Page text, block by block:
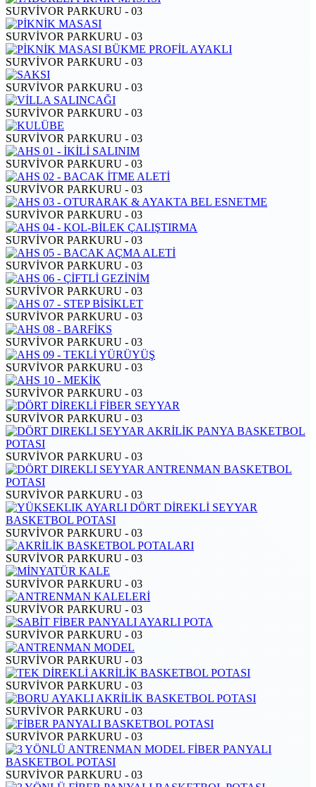
SURVİVOR PARKURU - 03
SURVİVOR PARKURU - 03
SURVİVOR PARKURU - 03
SURVİVOR PARKURU - 03
SURVİVOR PARKURU - 03
SURVİVOR PARKURU - 03
SURVİVOR PARKURU - 03
SURVİVOR PARKURU - 03
SURVİVOR PARKURU - 03
SURVİVOR PARKURU - 03
SURVİVOR PARKURU - 03
SURVİVOR PARKURU - 03
SURVİVOR PARKURU - 03
SURVİVOR PARKURU - 03
SURVİVOR PARKURU - 03
SURVİVOR PARKURU - 03
SURVİVOR PARKURU - 03
SURVİVOR PARKURU - 03
SURVİVOR PARKURU - 03
SURVİVOR PARKURU - 03
SURVİVOR PARKURU - 03
SURVİVOR PARKURU - 03
SURVİVOR PARKURU - 03
SURVİVOR PARKURU - 03
SURVİVOR PARKURU - 03
SURVİVOR PARKURU - 03
SURVİVOR PARKURU - 03
SURVİVOR PARKURU - 03
SURVİVOR PARKURU - 03